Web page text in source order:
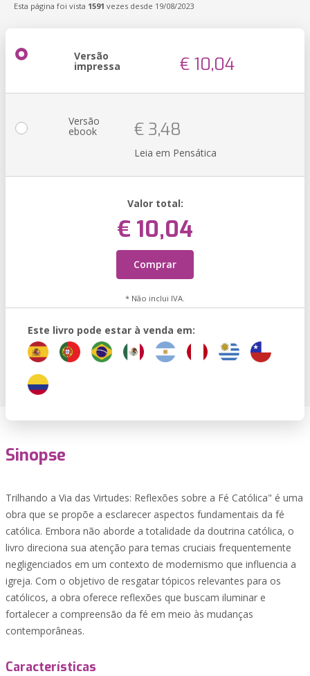
Esta página foi vista 1591 vezes desde 19/08/2023
Versão
impressa € 10,04
Versão
ebook € 3,48
Leia em Pensática
Valor total:
€ 10,04
Comprar
* Não inclui IVA.
Este livro pode estar à venda em:
Sinopse
Trilhando a Via das Virtudes: Reflexões sobre a Fé Católica" é uma
obra que se propõe a esclarecer aspectos fundamentais da fé
católica. Embora não aborde a totalidade da doutrina católica, o
livro direciona sua atenção para temas cruciais frequentemente
negligenciados em um contexto de modernismo que influencia a
igreja. Com o objetivo de resgatar tópicos relevantes para os
católicos, a obra oferece reflexões que buscam iluminar e
fortalecer a compreensão da fé em meio às mudanças
contemporâneas.
Características